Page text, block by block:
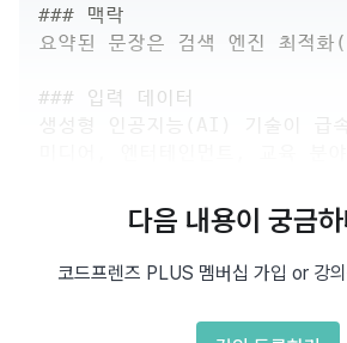
### 맥락
요약된 문장은 검색 엔진 최적
### 입력 데이터
(이하 생략)
깔끔하게 구조화된 글이 읽기 편한 것처럼,
다음 내용이 궁금
코드프렌즈 PLUS 멤버십 가입 or 강